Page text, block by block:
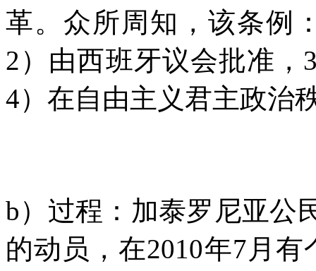
革。众所周知，该条例
2 ）由西班牙议会批准，
4）在自由主义君主政治
b）过程：加泰罗尼亚公
的动员，在2010年7 月有